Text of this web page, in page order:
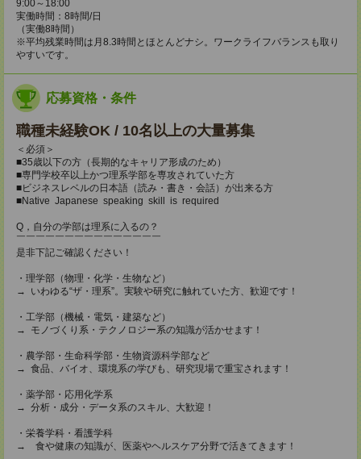
9:00～18:00
実働時間：8時間/日
（実働8時間）
※平均残業時間は月8.3時間とほとんどナシ。ワークライフバランスも取り
やすいです。
応募資格・条件
職種未経験OK / 10名以上の大量募集
＜必須＞
■35歳以下の方（長期的なキャリア形成のため）
■専門学校卒以上かつ理系学部を専攻されていた方
■ビジネスレベルの日本語（読み・書き・会話）が出来る方
■Native Japanese speaking skill is required
Q，自分の学部は理系に入るの？
￣￣￣￣￣￣￣￣￣￣￣￣￣￣￣
是非下記ご確認ください！
・理学部（物理・化学・生物など）
→ いわゆる“ザ・理系”。実験や研究に触れていた方、歓迎です！
・工学部（機械・電気・建築など）
→ モノづくり系・テクノロジー系の知識が活かせます！
・農学部・生命科学部・生物資源科学部など
→ 食品、バイオ、環境系の学びも、研究現場で重宝されます！
・薬学部・応用化学系
→ 分析・成分・データ系のスキル、大歓迎！
・栄養学科・看護学科
→ 食や健康の知識が、医薬やヘルスケア分野で活きてきます！